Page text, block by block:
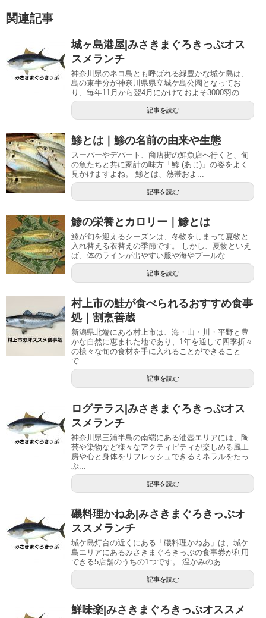
関連記事
城ヶ島港屋|みさきまぐろきっぷオス
スメランチ
神奈川県のネコ島とも呼ばれる緑豊かな城ケ島は、
島の東半分が神奈川県県立城ケ島公園となってお
り、毎年11月から翌4月にかけておよそ3000羽の...
記事を読む
鯵とは｜鯵の名前の由来や生態
スーパーやデパート、商店街の鮮魚店へ行くと、旬
の魚たちと共に家計の味方「鯵 (あじ)」の姿をよく
見かけますよね。 鯵とは、熱帯およ...
記事を読む
鯵の栄養とカロリー｜鯵とは
鯵が旬を迎えるシーズンは、冬物をしまって夏物と
入れ替える衣替えの季節です。 しかし、夏物といえ
ば、体のラインが出やすい服や海やプールな...
記事を読む
村上市の鮭が食べられるおすすめ食事
処｜割烹善蔵
新潟県北端にある村上市は、海・山・川・平野と豊
かな自然に恵まれた地であり、1年を通して四季折々
の様々な旬の食材を手に入れることができること
で...
記事を読む
ログテラス|みさきまぐろきっぷオス
スメランチ
神奈川県三浦半島の南端にある油壺エリアには、陶
芸や染物など様々なアクティビティが楽しめる風工
房や心と身体をリフレッシュできるミネラルをたっ
ぷ...
記事を読む
磯料理かねあ|みさきまぐろきっぷオ
ススメランチ
城ケ島灯台の近くにある「磯料理かねあ」は、城ケ
島エリアにあるみさきまぐろきっぷの食事券が利用
できる5店舗のうちの1つです。 温かみのあ...
記事を読む
鮮味楽|みさきまぐろきっぷオススメ